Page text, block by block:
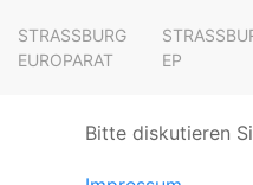
STRASSBURG E
UROPARAT
P
Bitte diskutieren